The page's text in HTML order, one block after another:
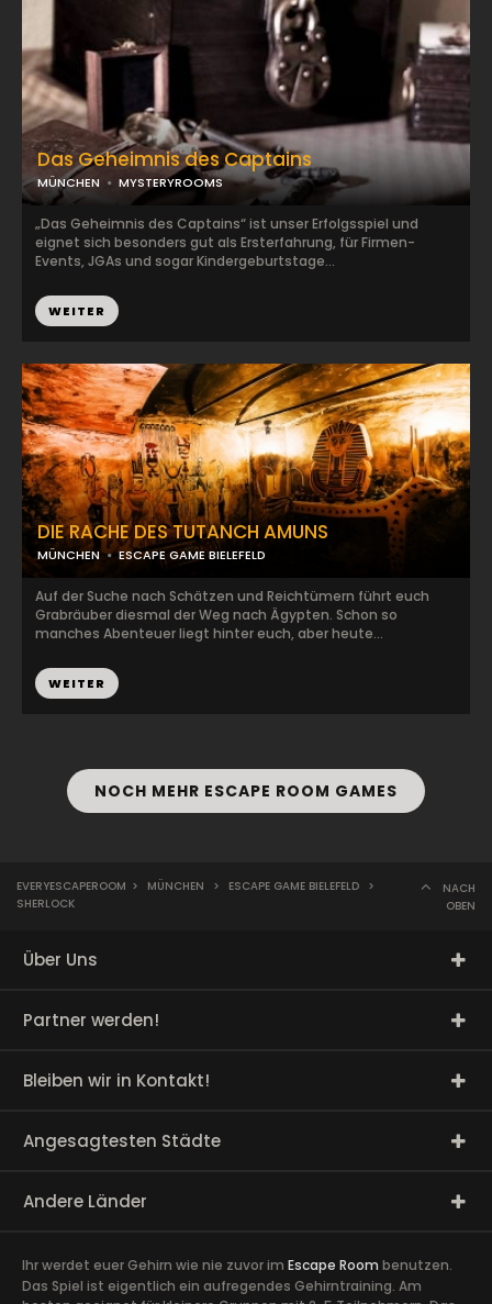
Das Geheimnis des Captains
MÜNCHEN MYSTERYROOMS
„Das Geheimnis des Captains“ ist unser Erfolgsspiel und
eignet sich besonders gut als Ersterfahrung, für Firmen-
Events, JGAs und sogar Kindergeburtstage...
WEITER
DIE RACHE DES TUTANCH AMUNS
MÜNCHEN ESCAPE GAME BIELEFELD
Auf der Suche nach Schätzen und Reichtümern führt euch
Grabräuber diesmal der Weg nach Ägypten. Schon so
manches Abenteuer liegt hinter euch, aber heute...
WEITER
NOCH MEHR ESCAPE ROOM GAMES
EVERYESCAPEROOM > MÜNCHEN > ESCAPE GAME BIELEFELD >
SHERLOCK
NACH
OBEN
Über Uns
Partner werden!
Bleiben wir in Kontakt!
Angesagtesten Städte
Andere Länder
Ihr werdet euer Gehirn wie nie zuvor im Escape Room benutzen.
Das Spiel ist eigentlich ein aufregendes Gehirntraining. Am